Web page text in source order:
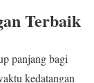
Terbaik
panjang bagi
kedatangan